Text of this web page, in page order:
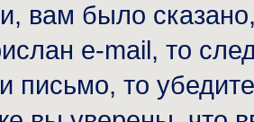
вам было
e-mail, то
письмо, то